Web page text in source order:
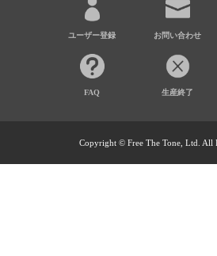
ユーザー登録 お問い合わせ
FAQ 生産終了
Copyright © Free The Tone, Ltd. All